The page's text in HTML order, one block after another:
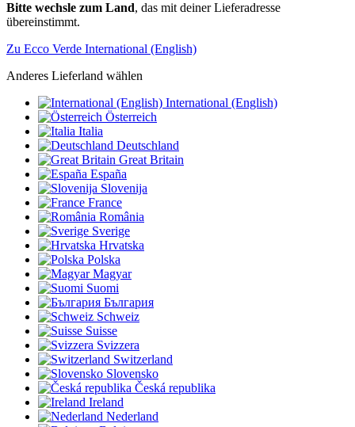
Bitte wechsle zum Land, das mit deiner Lieferadresse
übereinstimmt.
Zu Ecco Verde International (English)
Anderes Lieferland wählen
International (English)
Österreich
Italia
Deutschland
Great Britain
España
Slovenija
France
România
Sverige
Hrvatska
Polska
Magyar
Suomi
България
Schweiz
Suisse
Svizzera
Switzerland
Slovensko
Česká republika
Ireland
Nederland